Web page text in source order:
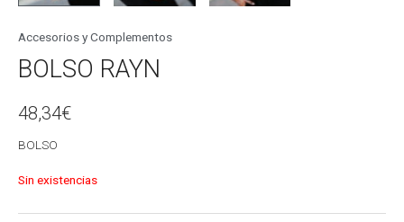
Accesorios y Complementos
BOLSO RAYN
48,34€
BOLSO
Sin existencias